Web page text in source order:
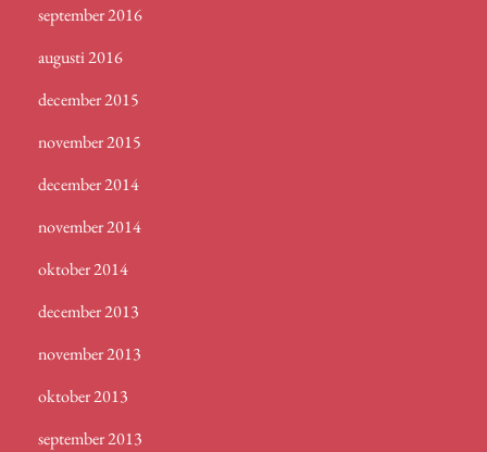
september 2016
augusti 2016
december 2015
november 2015
december 2014
november 2014
oktober 2014
december 2013
november 2013
oktober 2013
september 2013